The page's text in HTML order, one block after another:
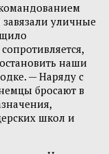
уличные
наши
— Наряду с
бросают в
школ и